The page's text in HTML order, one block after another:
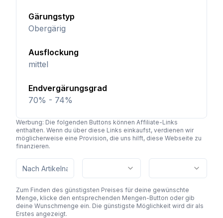
Gärungstyp
Obergärig
Ausflockung
mittel
Endvergärungsgrad
70% - 74%
Werbung: Die folgenden Buttons können Affiliate-Links
enthalten. Wenn du über diese Links einkaufst, verdienen wir
möglicherweise eine Provision, die uns hilft, diese Webseite zu
finanzieren.
Zum Finden des günstigsten Preises für deine gewünschte
Menge, klicke den entsprechenden Mengen-Button oder gib
deine Wunschmenge ein. Die günstigste Möglichkeit wird dir als
Erstes angezeigt.